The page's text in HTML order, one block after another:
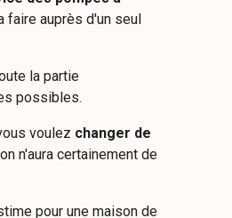
faire auprès d'un seul
la partie
possibles.
voulez changer de
n'aura certainement de
pour une maison de